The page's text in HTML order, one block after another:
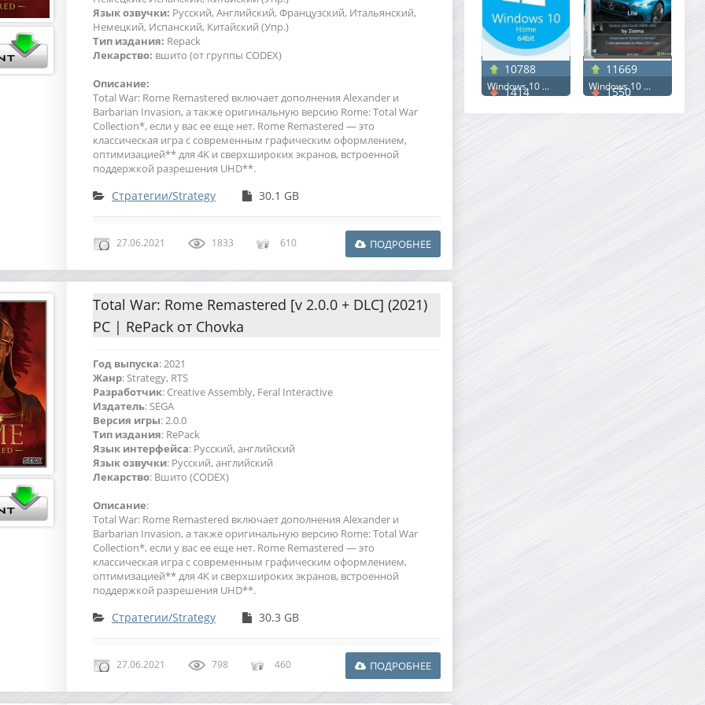
Язык озвучки: Русский, Английский, Французский, Итальянский,
Немецкий, Испанский, Китайский (Упр.)
Тип издания: Repack
Лекарство: вшито (от группы CODEX)
Описание:
Total War: Rome Remastered включает дополнения Alexander и
Barbarian Invasion, а также оригинальную версию Rome: Total War
Collection*, если у вас ее еще нет. Rome Remastered — это
классическая игра с современным графическим оформлением,
оптимизацией** для 4K и сверхшироких экранов, встроенной
поддержкой разрешения UHD**.
Стратегии/Strategy 30.1 GB
27.06.2021 1833 610 ПОДРОБНЕЕ
Total War: Rome Remastered [v 2.0.0 + DLC] (2021)
PC | RePack от Chovka
Год выпуска: 2021
Жанр: Strategy, RTS
Разработчик: Creative Assembly, Feral Interactive
Издатель: SEGA
Версия игры: 2.0.0
Тип издания: RePack
Язык интерфейса: Русский, английский
Язык озвучки: Русский, английский
Лекарство: Вшито (CODEX)
Описание:
Total War: Rome Remastered включает дополнения Alexander и
Barbarian Invasion, а также оригинальную версию Rome: Total War
Collection*, если у вас ее еще нет. Rome Remastered — это
классическая игра с современным графическим оформлением,
оптимизацией** для 4K и сверхшироких экранов, встроенной
поддержкой разрешения UHD**.
Стратегии/Strategy 30.3 GB
27.06.2021 798 460 ПОДРОБНЕЕ
10788
1414
Windows 10 ...
11669
1550
Windows 10 ...